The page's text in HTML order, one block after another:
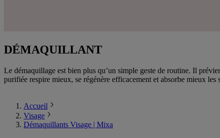
DÉMAQUILLANT
Le démaquillage est bien plus qu’un simple geste de routine. Il
purifiée respire mieux, se régénère efficacement et absorbe mieux les
Accueil
Visage
Démaquillants Visage | Mixa